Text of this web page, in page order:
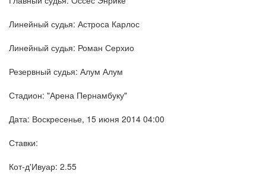
Линейный судья: Астроса Карлос
Линейный судья: Роман Серхио
Резервный судья: Алум Алум
Стадион: "Арена Пернамбуку"
Дата: Воскресенье, 15 июня 2014 04:00
Ставки:
Кот-д'Ивуар: 2.55